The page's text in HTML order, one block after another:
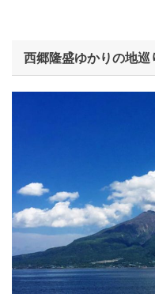
西郷隆盛ゆかりの地